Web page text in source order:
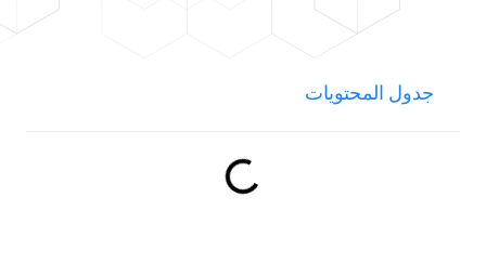
جدول المحتويات